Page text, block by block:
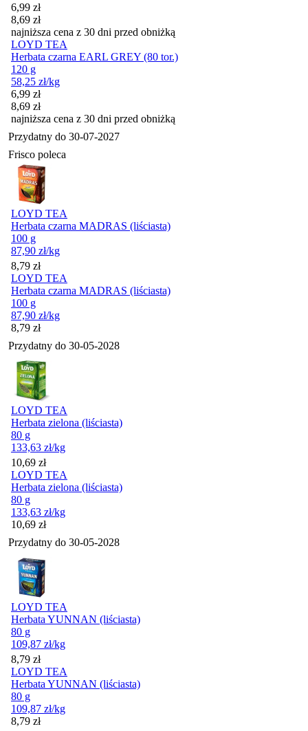
Cena promocyjna
6,99 zł
8,69 zł
najniższa cena z 30 dni przed obniżką
LOYD TEA
Herbata czarna EARL GREY (80 tor.)
120 g
58,25 zł/kg
Cena promocyjna
6,99 zł
8,69 zł
najniższa cena z 30 dni przed obniżką
Przydatny do 30-07-2027
Frisco poleca
LOYD TEA
Herbata czarna MADRAS (liściasta)
100 g
87,90 zł/kg
Cena
8,79 zł
LOYD TEA
Herbata czarna MADRAS (liściasta)
100 g
87,90 zł/kg
Cena
8,79 zł
Przydatny do 30-05-2028
LOYD TEA
Herbata zielona (liściasta)
80 g
133,63 zł/kg
Cena
10,69 zł
LOYD TEA
Herbata zielona (liściasta)
80 g
133,63 zł/kg
Cena
10,69 zł
Przydatny do 30-05-2028
LOYD TEA
Herbata YUNNAN (liściasta)
80 g
109,87 zł/kg
Cena
8,79 zł
LOYD TEA
Herbata YUNNAN (liściasta)
80 g
109,87 zł/kg
Cena
8,79 zł